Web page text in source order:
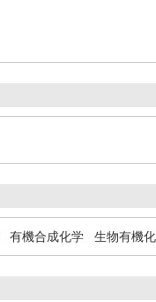
有機合成化学 生物有機